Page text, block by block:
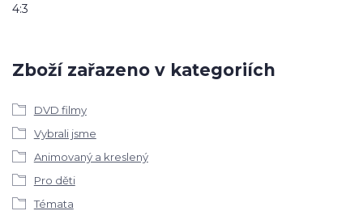
4:3
Zboží zařazeno v kategoriích
DVD filmy
Vybrali jsme
Animovaný a kreslený
Pro děti
Témata